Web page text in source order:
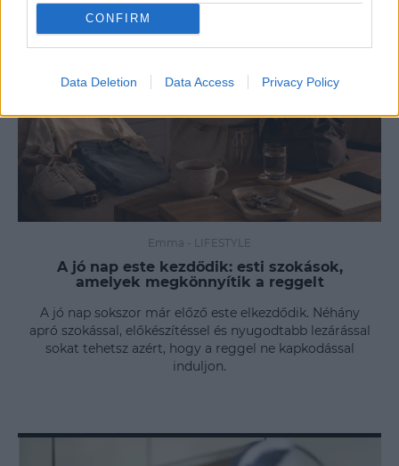
CONFIRM
Data Deletion Data Access Privacy Policy
Emma - LIFESTYLE
A jó nap este kezdődik: esti szokások,
amelyek megkönnyítik a reggelt
A jó nap sokszor már előző este elkezdődik. Néhány
apró szokással, előkészítéssel és nyugodtabb lezárással
sokat tehetsz azért, hogy a reggel ne kapkodással
induljon.